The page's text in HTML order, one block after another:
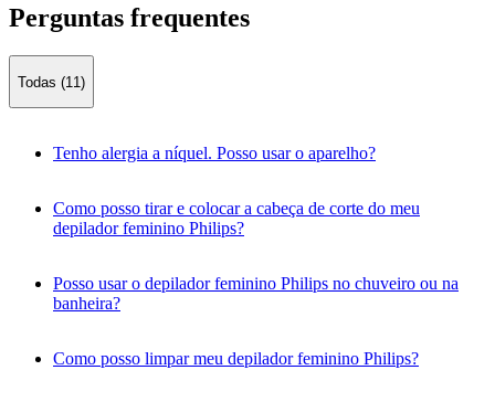
Perguntas frequentes
Todas (11)
Tenho alergia a níquel. Posso usar o aparelho?
Como posso tirar e colocar a cabeça de corte do meu
depilador feminino Philips?
Posso usar o depilador feminino Philips no chuveiro ou na
banheira?
Como posso limpar meu depilador feminino Philips?